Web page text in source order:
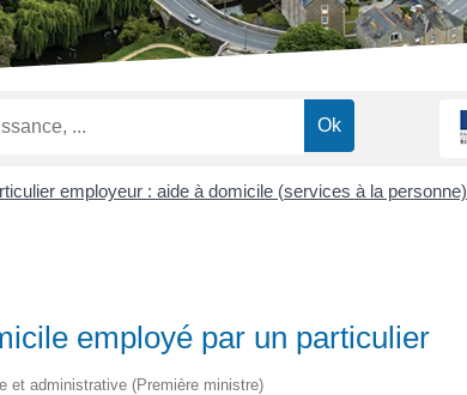
employeur : aide à domicile (services à la personne)
employé par un particulier
et administrative (Première ministre)